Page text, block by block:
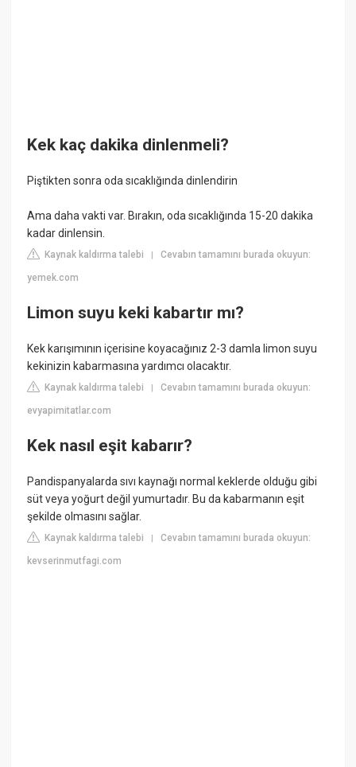
Kek kaç dakika dinlenmeli?
Piştikten sonra oda sıcaklığında dinlendirin
Ama daha vakti var. Bırakın, oda sıcaklığında 15-20 dakika
kadar dinlensin.
Kaynak kaldırma talebi |Cevabın tamamını burada okuyun:
yemek.com
Limon suyu keki kabartır mı?
Kek karışımının içerisine koyacağınız 2-3 damla limon suyu
kekinizin kabarmasına yardımcı olacaktır.
Kaynak kaldırma talebi |Cevabın tamamını burada okuyun:
evyapimitatlar.com
Kek nasıl eşit kabarır?
Pandispanyalarda sıvı kaynağı normal keklerde olduğu gibi
süt veya yoğurt değil yumurtadır. Bu da kabarmanın eşit
şekilde olmasını sağlar.
Kaynak kaldırma talebi |Cevabın tamamını burada okuyun:
kevserinmutfagi.com